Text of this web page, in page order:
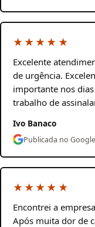
★★★★★
Excelente
de urgência.
importante nos
trabalho de
Ivo Banaco
Publicada no Google
★★★★★
Encontrei a
Após muita dor de